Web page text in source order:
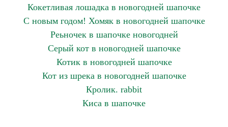
Кокетливая лошадка в новогодней шапочке
С новым годом! Хомяк в новогодней шапочке
Реьночек в шапочке новогодней
Серый кот в новогодней шапочке
Котик в новогодней шапочке
Кот из шрека в новогодней шапочке
Кролик. rabbit
Киса в шапочке